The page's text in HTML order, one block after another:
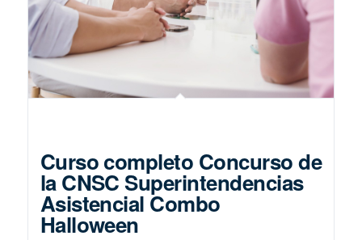
Curso completo Concurso de
la CNSC Superintendencias
Asistencial Combo
Halloween